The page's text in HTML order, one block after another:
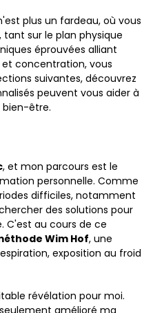
plus un fardeau, où vous
sur le plan physique
éprouvées alliant
concentration, vous
suivantes, découvrez
peuvent vous aider à
bien-être.
, et mon parcours est le
personnelle. Comme
difficiles, notamment
des solutions pour
C'est au cours de ce
Wim Hof, une
exposition au froid
révélation pour moi.
amélioré ma